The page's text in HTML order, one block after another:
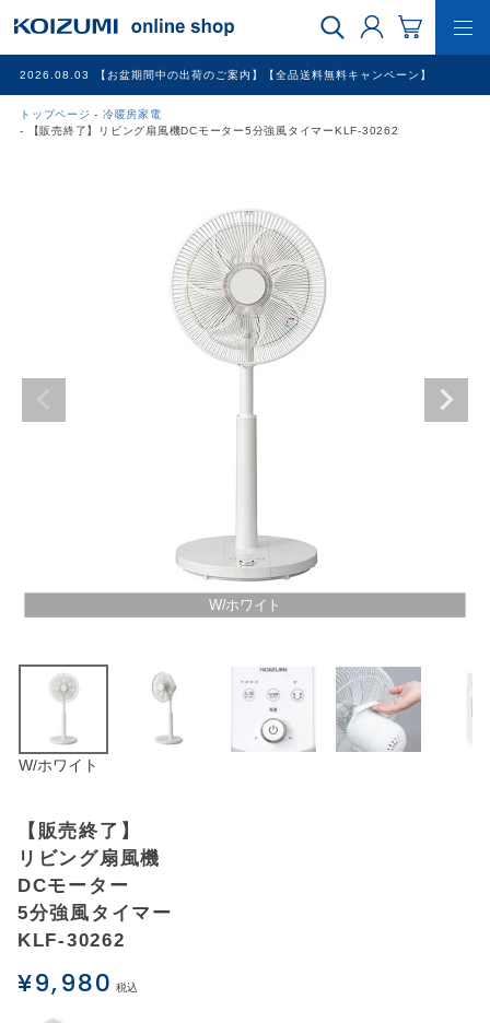
2026.08.03 【お盆期間中の出荷のご案内】【全品送料無料キャンペーン】
トップページ
冷暖房家電
【販売終了】リビング扇風機DCモーター5分強風タイマーKLF-30262
WEB限定品
お問い合わせ
W/ホワイト
W/ホワイト
【販売終了】
リビング扇風機
DCモーター
5分強風タイマー
KLF-30262
¥9,980 税込